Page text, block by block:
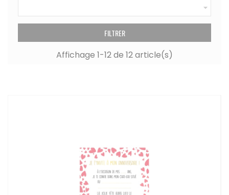

FILTRER
Affichage 1-12 de 12 article(s)